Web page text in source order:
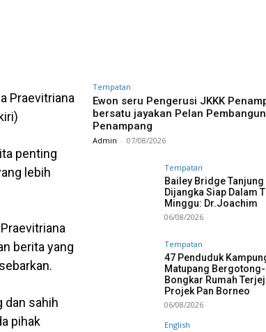
Praevitriana
penting
lebih
berita yang
dan sahih
pihak
Tempatan
Ewon seru Pengerusi JKKK
bersatu jayakan Pelan
Penampang
Admin - 07/08/2026
Tempatan
Bailey Bridge Tanjung
Dijangka Siap Dalam
Minggu: Dr.Joachim
06/08/2026
Tempatan
47 Penduduk
Matupang
Bongkar Rumah
Projek Pan Borneo
06/08/2026
English